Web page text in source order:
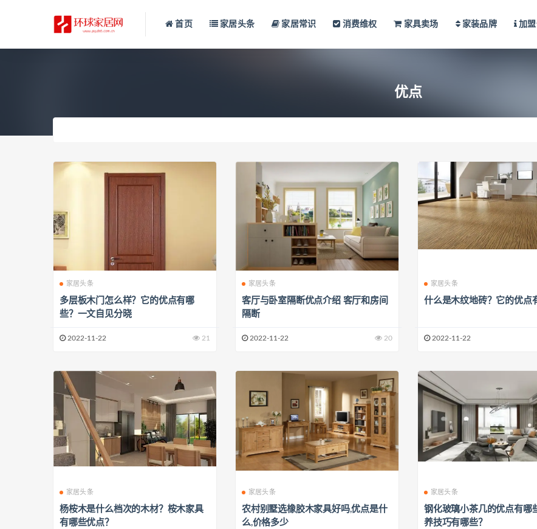
首页 家居头条 家居常识 消费维权 家具卖场 家装品牌 加
优点
家居头条
多层板木门怎么样？它的优点有哪
些？一文自见分晓
2022-11-22 21
家居头条
客厅与卧室隔断优点介绍 客厅和房间
隔断
2022-11-22 20
家居头条
什么是木纹地砖？它的优点
2022-11-22
家居头条
杨桉木是什么档次的木材？桉木家具
有哪些优点？
家居头条
农村别墅选橡胶木家具好吗,优点是什
么,价格多少
家居头条
钢化玻璃小茶几的优点有哪
养技巧有哪些？